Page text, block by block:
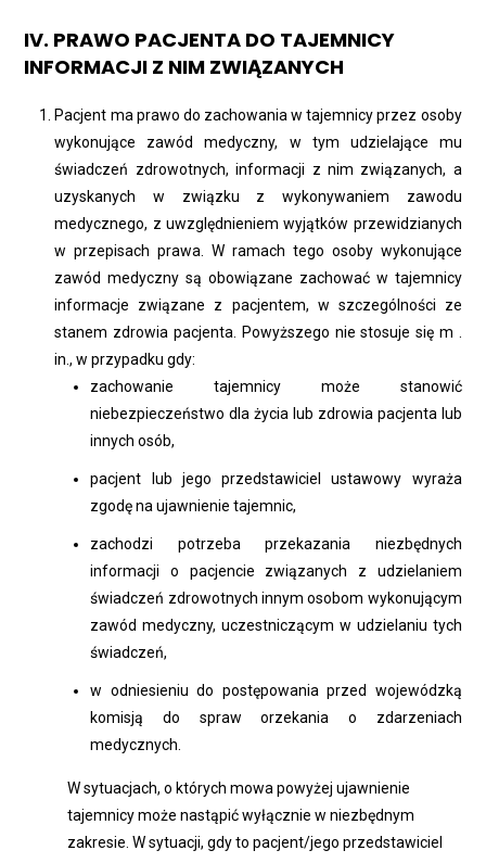
IV. PRAWO PACJENTA DO TAJEMNICY
INFORMACJI Z NIM ZWIĄZANYCH
Pacjent ma prawo do zachowania w tajemnicy przez osoby
wykonujące zawód medyczny, w tym udzielające mu
świadczeń zdrowotnych, informacji z nim związanych, a
uzyskanych w związku z wykonywaniem zawodu
medycznego, z uwzględnieniem wyjątków przewidzianych
w przepisach prawa. W ramach tego osoby wykonujące
zawód medyczny są obowiązane zachować w tajemnicy
informacje związane z pacjentem, w szczególności ze
stanem zdrowia pacjenta. Powyższego nie stosuje się m .
in., w przypadku gdy:
zachowanie tajemnicy może stanowić
niebezpieczeństwo dla życia lub zdrowia pacjenta lub
innych osób,
pacjent lub jego przedstawiciel ustawowy wyraża
zgodę na ujawnienie tajemnic,
zachodzi potrzeba przekazania niezbędnych
informacji o pacjencie związanych z udzielaniem
świadczeń zdrowotnych innym osobom wykonującym
zawód medyczny, uczestniczącym w udzielaniu tych
świadczeń,
w odniesieniu do postępowania przed wojewódzką
komisją do spraw orzekania o zdarzeniach
medycznych.
W sytuacjach, o których mowa powyżej ujawnienie
tajemnicy może nastąpić wyłącznie w niezbędnym
zakresie. W sytuacji, gdy to pacjent/jego przedstawiciel